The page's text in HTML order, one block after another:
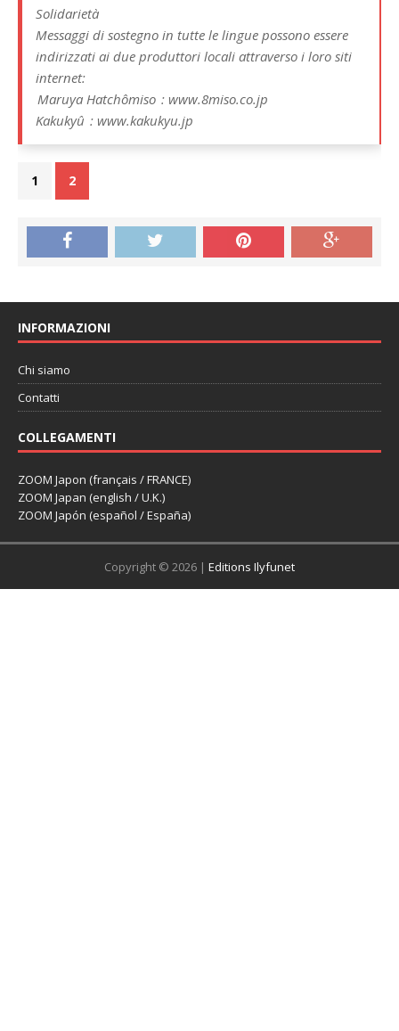
Solidarietà
Messaggi di sostegno in tutte le lingue possono essere
indirizzati ai due produttori locali attraverso i loro siti
internet:
Maruya Hatchômiso : www.8miso.co.jp
Kakukyû : www.kakukyu.jp
1 2
INFORMAZIONI
Chi siamo
Contatti
COLLEGAMENTI
ZOOM Japon (français / FRANCE)
ZOOM Japan (english / U.K.)
ZOOM Japón (español / España)
Copyright © 2026 | Editions Ilyfunet